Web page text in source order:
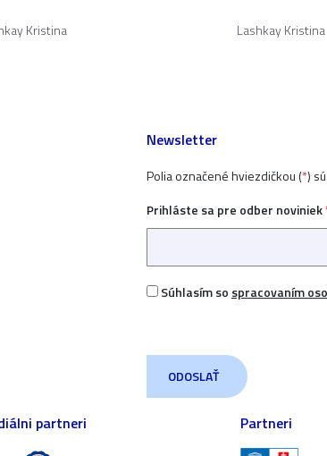
Kristina Lashkay Kristina
Newsletter
Polia označené hviezdičkou (*)
Prihláste sa pre odber noviniek
Súhlasím so spracovaním
partneri Partneri